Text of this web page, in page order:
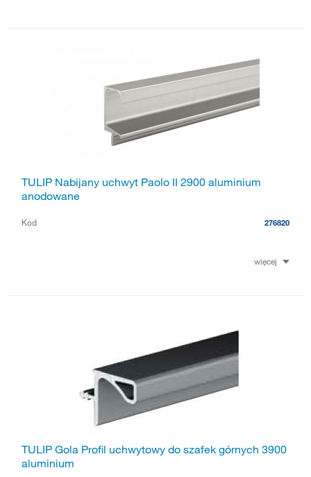
TULIP Nabijany uchwyt Paolo II 2900 aluminium
anodowane
Kod 276820
więcej
TULIP Gola Profil uchwytowy do szafek górnych 3900
aluminium